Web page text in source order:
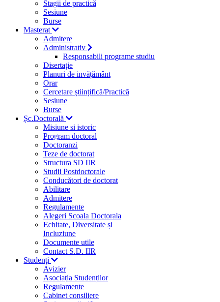
Stagii de practică
Sesiune
Burse
Masterat
Admitere
Administrativ
Responsabili programe studiu
Disertație
Planuri de invățământ
Orar
Cercetare științifică/Practică
Sesiune
Burse
Șc.Doctorală
Misiune si istoric
Program doctoral
Doctoranzi
Teze de doctorat
Structura SD IIR
Studii Postdoctorale
Conducători de doctorat
Abilitare
Admitere
Regulamente
Alegeri Scoala Doctorala
Echitate, Diversitate și
Incluziune
Documente utile
Contact S.D. IIR
Studenți
Avizier
Asociația Studenților
Regulamente
Cabinet consiliere